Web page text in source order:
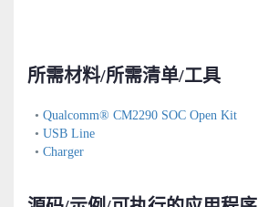
所需材料/所需清单/工具
• Qualcomm® CM2290 SOC Open Kit
• USB Line
• Charger